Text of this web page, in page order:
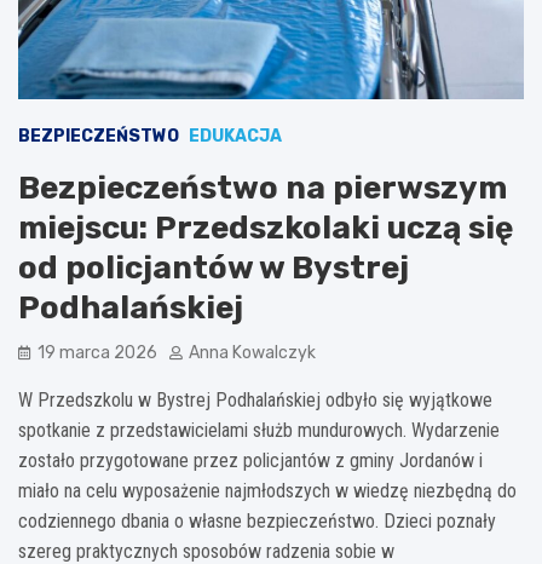
BEZPIECZEŃSTWO EDUKACJA
Bezpieczeństwo na pierwszym
miejscu: Przedszkolaki uczą się
od policjantów w Bystrej
Podhalańskiej
19 marca 2026 Anna Kowalczyk
W Przedszkolu w Bystrej Podhalańskiej odbyło się wyjątkowe
spotkanie z przedstawicielami służb mundurowych. Wydarzenie
zostało przygotowane przez policjantów z gminy Jordanów i
miało na celu wyposażenie najmłodszych w wiedzę niezbędną do
codziennego dbania o własne bezpieczeństwo. Dzieci poznały
szereg praktycznych sposobów radzenia sobie w